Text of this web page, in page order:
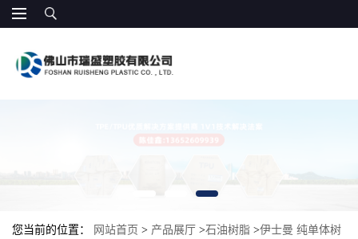
您当前的位置： 网站首页 > 产品展厅 >石油树脂 >伊士曼 纯单体树